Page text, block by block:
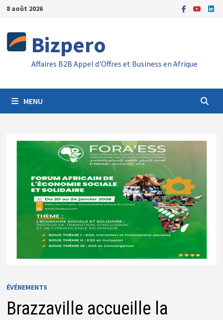
Passer
contenu
8 août 2026
Bizpero
Affaires B2B Appel d'Offres et Business en Afrique
MENU
ÉVÉNEMENTS
Brazzaville accueille la